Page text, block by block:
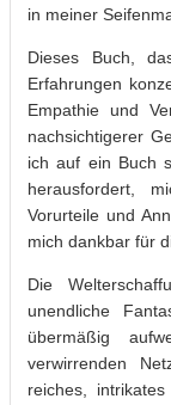
in meiner
Dieses Buch,
Erfahrungen
Empathie und
nachsichtigerer
ich auf ein Buch
herausfordert,
Vorurteile und
mich dankbar für
Die
unendliche
übermäßig
verwirrenden
reiches,